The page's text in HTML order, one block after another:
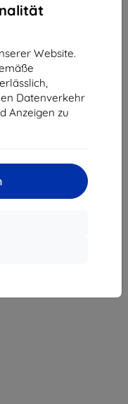
Website.
Datenverkehr
Anzeigen zu